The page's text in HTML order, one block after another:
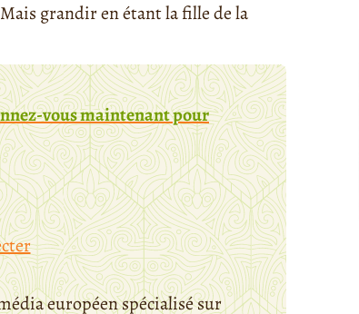
grandir en étant la fille de la
vous maintenant pour
européen spécialisé sur